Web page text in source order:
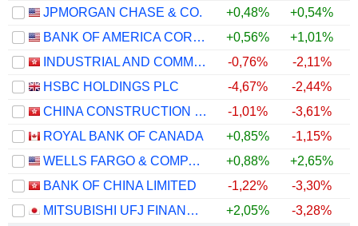
JPMORGAN CHASE & CO.
+0,48% +0,54%
BANK OF AMERICA CORPORATION
+0,56% +1,01%
INDUSTRIAL AND COMMERCIAL BANK OF CHINA LIMITED
-0,76% -2,11%
HSBC HOLDINGS PLC
-4,67% -2,44%
CHINA CONSTRUCTION BANK CORPORATION
-1,01% -3,61%
ROYAL BANK OF CANADA
+0,85% -1,15%
WELLS FARGO & COMPANY
+0,88% +2,65%
BANK OF CHINA LIMITED
-1,22% -3,30%
MITSUBISHI UFJ FINANCIAL GROUP, INC.
+2,05% -3,28%